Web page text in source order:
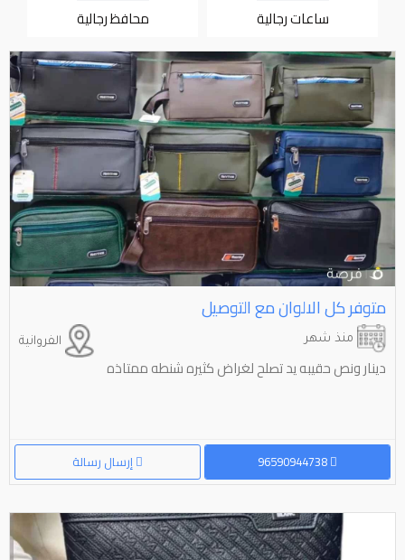
ساعات رجالية محافظ رجالية
متوفر كل الالوان مع التوصيل
الفروانية منذ شهر
دينار ونص حقيبه يد تصلح لغراض كثيره شنطه ممتاذه
إرسال رسالة